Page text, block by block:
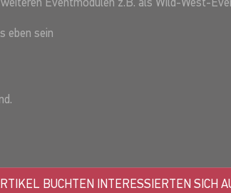
eben sein
BUCHTEN INTERESSIERTEN SICH